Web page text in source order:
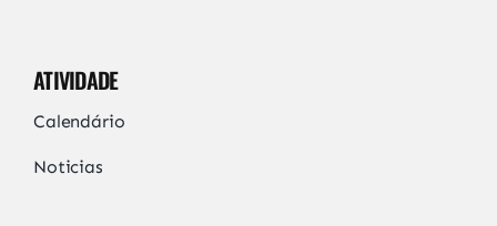
ATIVIDADE
Calendário
Noticias